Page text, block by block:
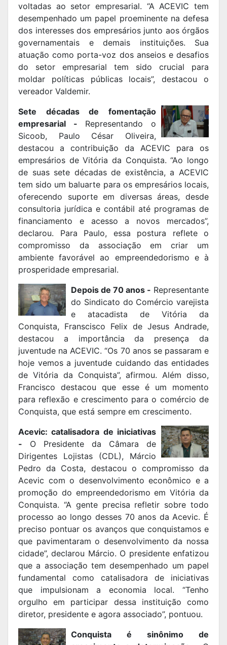
voltadas ao setor empresarial. “A ACEVIC tem
desempenhado um papel proeminente na defesa
dos interesses dos empresários junto aos órgãos
governamentais e demais instituições. Sua
atuação como porta-voz dos anseios e desafios
do setor empresarial tem sido crucial para
moldar políticas públicas locais”, destacou o
vereador Valdemir.
Sete décadas de fomentação
empresarial - Representando o
Sicoob, Paulo César Oliveira,
destacou a contribuição da ACEVIC para os
empresários de Vitória da Conquista. “Ao longo
de suas sete décadas de existência, a ACEVIC
tem sido um baluarte para os empresários locais,
oferecendo suporte em diversas áreas, desde
consultoria jurídica e contábil até programas de
financiamento e acesso a novos mercados”,
declarou. Para Paulo, essa postura reflete o
compromisso da associação em criar um
ambiente favorável ao empreendedorismo e à
prosperidade empresarial.
Depois de 70 anos - Representante
do Sindicato do Comércio varejista
e atacadista de Vitória da
Conquista, Franscisco Felix de Jesus Andrade,
destacou a importância da presença da
juventude na ACEVIC. “Os 70 anos se passaram e
hoje vemos a juventude cuidando das entidades
de Vitória da Conquista”, afirmou. Além disso,
Francisco destacou que esse é um momento
para reflexão e crescimento para o comércio de
Conquista, que está sempre em crescimento.
Acevic: catalisadora de iniciativas
- O Presidente da Câmara de
Dirigentes Lojistas (CDL), Márcio
Pedro da Costa, destacou o compromisso da
Acevic com o desenvolvimento econômico e a
promoção do empreendedorismo em Vitória da
Conquista. “A gente precisa refletir sobre todo
processo ao longo desses 70 anos da Acevic. É
preciso pontuar os avanços que conquistamos e
que pavimentaram o desenvolvimento da nossa
cidade”, declarou Márcio. O presidente enfatizou
que a associação tem desempenhado um papel
fundamental como catalisadora de iniciativas
que impulsionam a economia local. “Tenho
orgulho em participar dessa instituição como
diretor, presidente e agora associado”, pontuou.
Conquista é sinônimo de